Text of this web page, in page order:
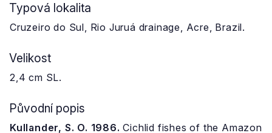
Typová lokalita
Cruzeiro do Sul, Rio Juruá drainage, Acre, Brazil.
Velikost
2,4 cm SL.
Původní popis
Kullander, S. O. 1986. Cichlid fishes of the Amazon